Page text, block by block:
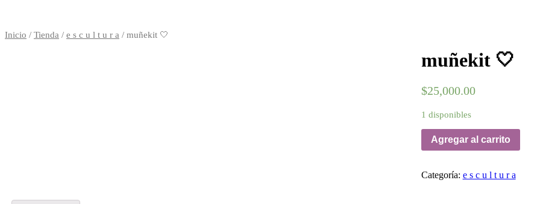
Inicio / Tienda / e s c u l t u r a / muñekit 🤍
muñekit 🤍
$25,000.00
1 disponibles
Agregar al carrito
Categoría: e s c u l t u r a